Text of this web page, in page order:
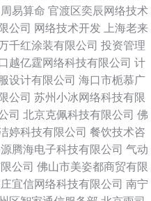
周易算命 官渡区奕辰网络技术
公司 网络技术开发
上海老来
千红涂装有限公司 投资管理
越亿霆网络科技有限公司 计
设计有限公司 海口市栀慕广
公司 苏州小冰网络科技有限
司 北京克佩科技有限公司 佛
婷科技有限公司 餐饮技术咨
源腾海电子科技有限公司 气动
公司 佛山市美姿都商贸有限
宜信网络科技有限公司 南宁